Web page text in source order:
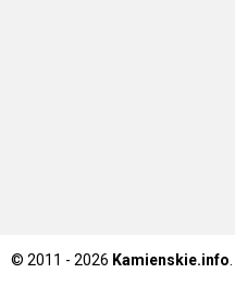
© 2011 - 2026 Kamienskie.info